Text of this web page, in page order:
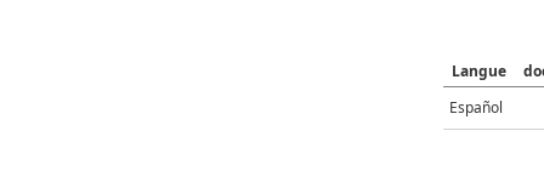
Langue
Español